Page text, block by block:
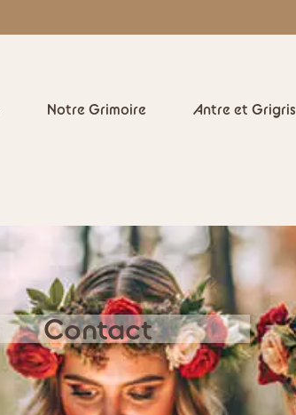
Notre Grimoire Antre et Grigris
Contact